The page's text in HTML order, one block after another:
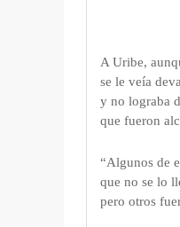
A Uribe,
se le veía
y no lograba
que fueron
“Algunos de
que no se lo
pero otros